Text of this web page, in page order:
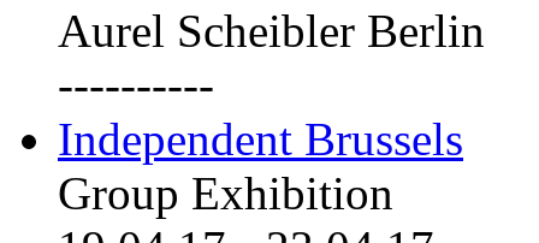
Aurel Scheibler Berlin
----------
Independent Brussels
Group Exhibition